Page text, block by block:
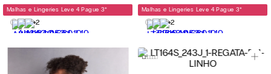
Malhas e Lingeries Leve 4 Pague 3*
+2
Malhas e Lingeries Leve 4 Pague 3*
+2